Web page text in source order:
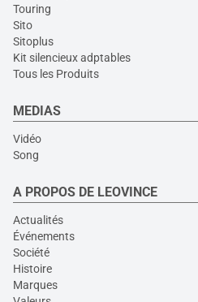
Touring
Sito
Sitoplus
Kit silencieux adptables
Tous les Produits
MEDIAS
Vidéo
Song
A PROPOS DE LEOVINCE
Actualités
Événements
Société
Histoire
Marques